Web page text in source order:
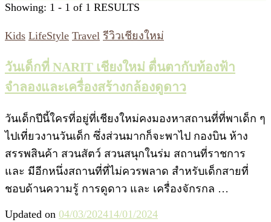
Showing: 1 - 1 of 1 RESULTS
Kids LifeStyle Travel รีวิวเชียงใหม่
วันเด็กที่ NARIT เชียงใหม่ ตื่นตากับท้องฟ้า
จำลองและเครื่องสร้างกล้องดูดาว
วันเด็กปีนี้ใครที่อยู่ที่เชียงใหม่คงมองหาสถานที่ที่พาเด็ก ๆ
ไปเที่ยวงานวันเด็ก ซึ่งส่วนมากก็จะพาไป กองบิน ห้าง
สรรพสินค้า สวนสัตว์ สวนสนุกในร่ม สถานที่ราชการ
และ มีอีกหนึ่งสถานที่ที่ไม่ควรพลาด สำหรับเด็กสายที่
ชอบด้านความรู้ การดูดาว และ เครื่องจักรกล …
Updated on 04/03/202414/01/2024